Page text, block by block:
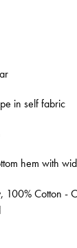
in self fabric
hem with
100% Cotton -